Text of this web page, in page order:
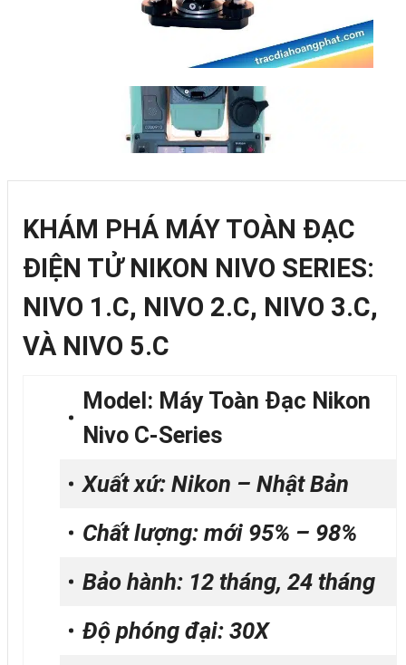
KHÁM PHÁ MÁY TOÀN ĐẠC
ĐIỆN TỬ NIKON NIVO SERIES:
NIVO 1.C, NIVO 2.C, NIVO 3.C,
VÀ NIVO 5.C
Model: Máy Toàn Đạc Nikon
Nivo C-Series
Xuất xứ: Nikon – Nhật Bản
Chất lượng: mới 95% – 98%
Bảo hành: 12 tháng, 24 tháng
Độ phóng đại: 30X